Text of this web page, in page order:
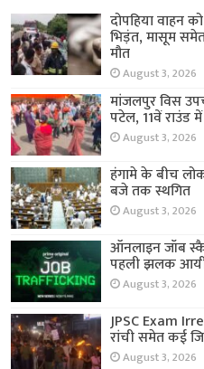
दोपहिया वाहन
भिड़ंत, मासूम
मौत
August 3, 2026
मांजलपुर विस
पटेल, 11वें राउंड
August 3, 2026
हंगामे के बीच
बजे तक स्थगित
August 3, 2026
ऑनलाइन जॉब
पहली झलक
August 3, 2026
JPSC Exam
रांची समेत कई
August 3, 2026